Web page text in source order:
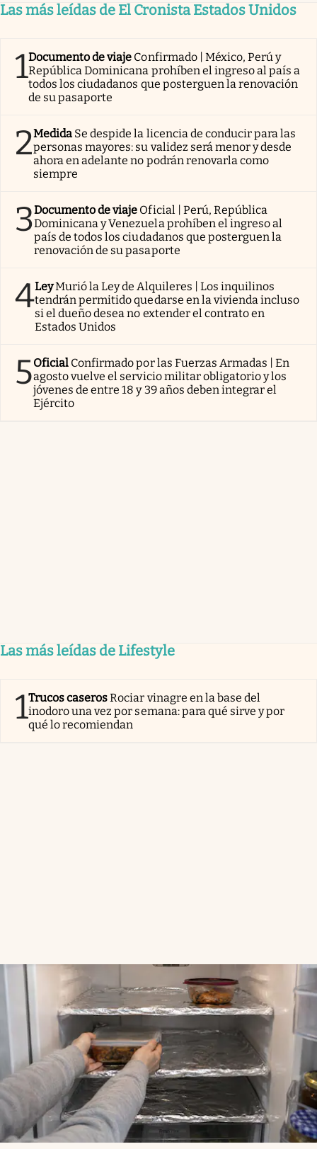
Las más leídas de El Cronista Estados Unidos
1Documento de viaje Confirmado | México, Perú y
República Dominicana prohíben el ingreso al país a
todos los ciudadanos que posterguen la renovación
de su pasaporte
2Medida Se despide la licencia de conducir para las
personas mayores: su validez será menor y desde
ahora en adelante no podrán renovarla como
siempre
3Documento de viaje Oficial | Perú, República
Dominicana y Venezuela prohíben el ingreso al
país de todos los ciudadanos que posterguen la
renovación de su pasaporte
4LeyMurió la Ley de Alquileres | Los inquilinos
tendrán permitido quedarse en la vivienda incluso
si el dueño desea no extender el contrato en
Estados Unidos
5Oficial Confirmado por las Fuerzas Armadas | En
agosto vuelve el servicio militar obligatorio y los
jóvenes de entre 18 y 39 años deben integrar el
Ejército
Las más leídas de Lifestyle
1Trucos caserosRociar vinagre en la base del
inodoro una vez por semana: para qué sirve y por
qué lo recomiendan